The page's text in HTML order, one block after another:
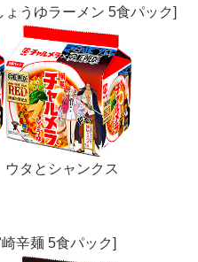
ょうゆラーメン 5食パック]
タとシャンクス
辛麺 5食パック]
Japanese